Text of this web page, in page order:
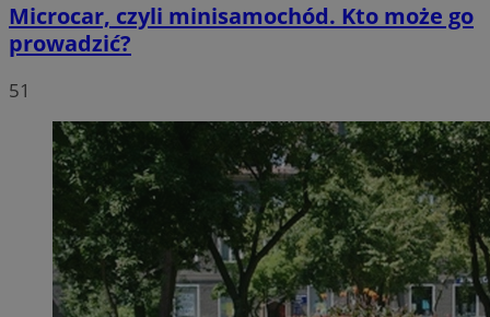
Microcar, czyli minisamochód. Kto może go
prowadzić?
51